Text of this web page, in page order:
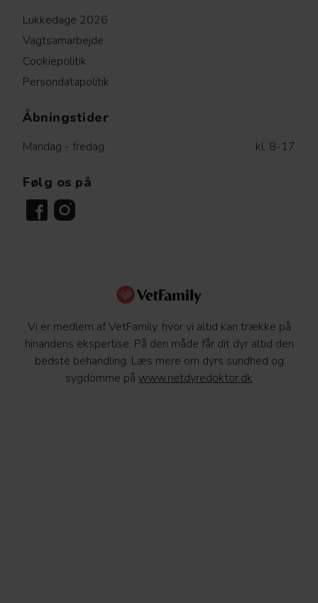
Lukkedage 2026
Vagtsamarbejde
Cookiepolitik
Persondatapolitik
Åbningstider
Mandag - fredag kl. 8-17
Følg os på
Vi er medlem af VetFamily, hvor vi altid kan trække på
hinandens ekspertise. På den måde får dit dyr altid den
bedste behandling. Læs mere om dyrs sundhed og
sygdomme på www.netdyredoktor.dk